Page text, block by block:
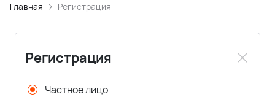
Главная Регистрация
Регистрация
Частное лицо